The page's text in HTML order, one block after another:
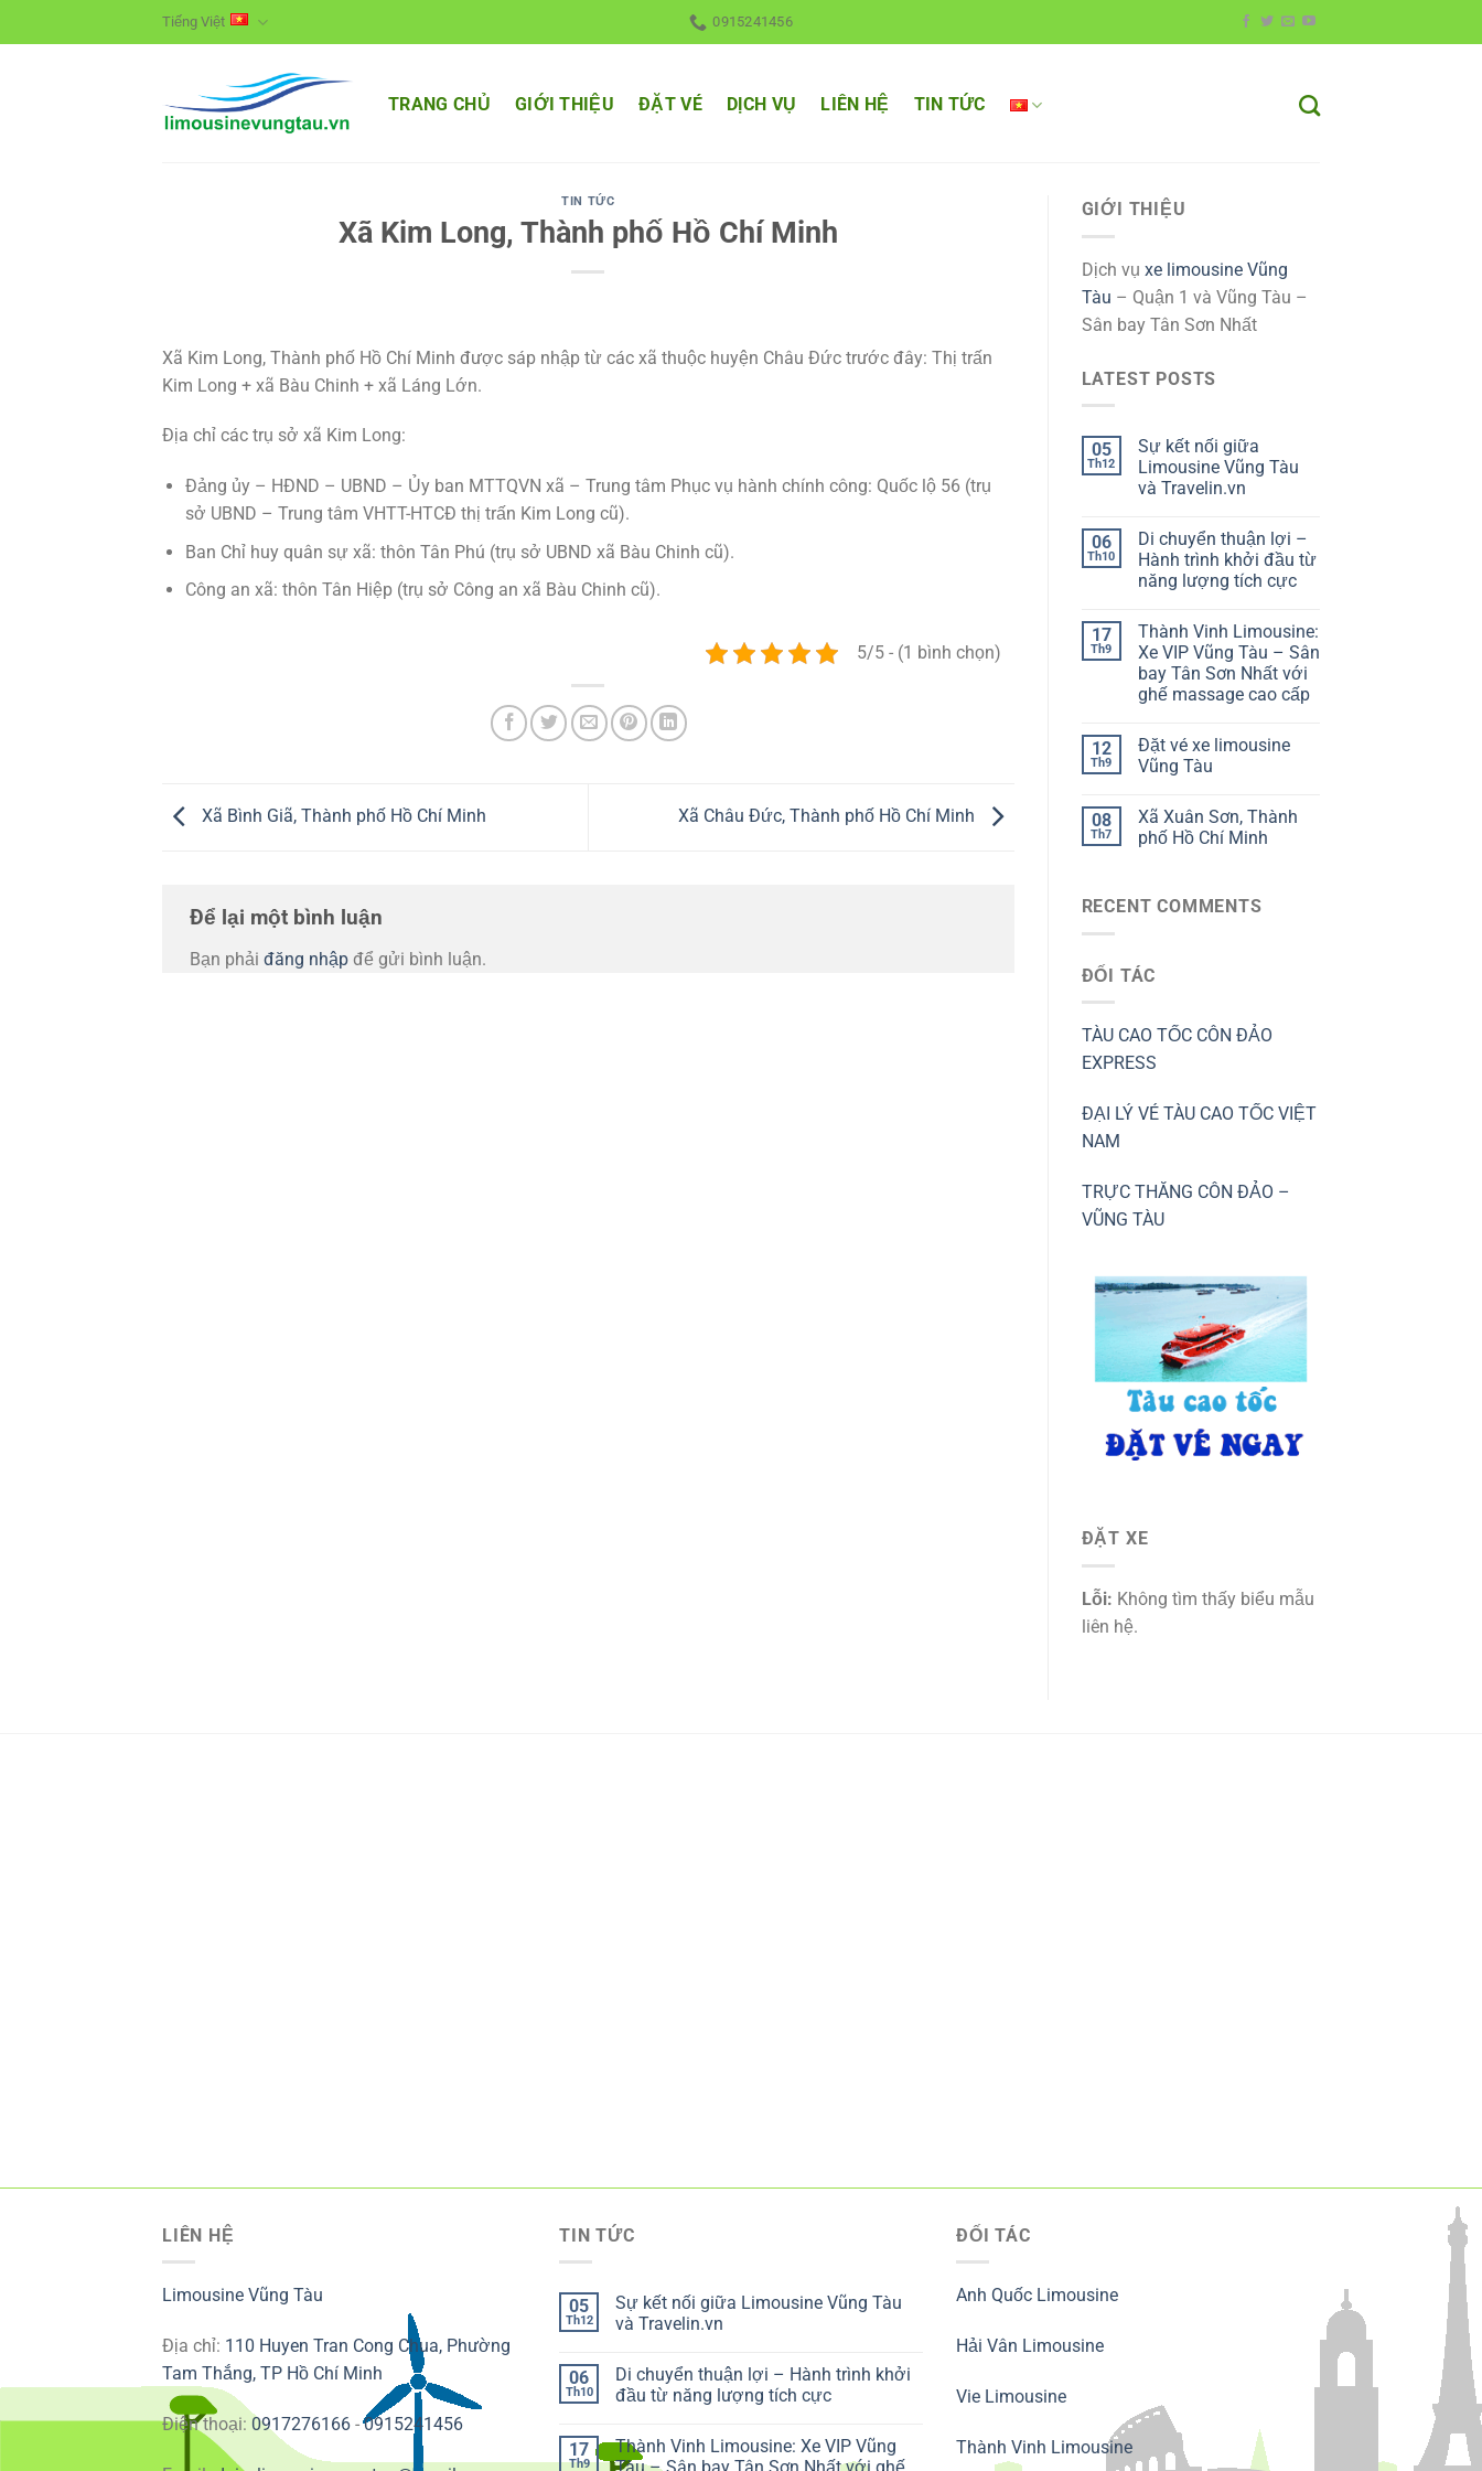
to
Tiếng Việt 0915241456
TRANG CHỦ GIỚI THIỆU ĐẶT VÉ DỊCH VỤ LIÊN HỆ TIN TỨC
TIN TỨC
Xã Kim Long, Thành phố Hồ Chí Minh
Xã Kim Long, Thành phố Hồ Chí Minh được sáp nhập từ các xã thuộc huyện Châu Đức trước đây: Thị trấn
Kim Long + xã Bàu Chinh + xã Láng Lớn.
Địa chỉ các trụ sở xã Kim Long:
Đảng ủy – HĐND – UBND – Ủy ban MTTQVN xã – Trung tâm Phục vụ hành chính công: Quốc lộ 56 (trụ
sở UBND – Trung tâm VHTT-HTCĐ thị trấn Kim Long cũ).
Ban Chỉ huy quân sự xã: thôn Tân Phú (trụ sở UBND xã Bàu Chinh cũ).
Công an xã: thôn Tân Hiệp (trụ sở Công an xã Bàu Chinh cũ).
5/5 - (1 bình chọn)
Xã Bình Giã, Thành phố Hồ Chí Minh Xã Châu Đức, Thành phố Hồ Chí Minh
Để lại một bình luận
Bạn phải đăng nhập để gửi bình luận.
GIỚI THIỆU
Dịch vụ xe limousine Vũng
Tàu – Quận 1 và Vũng Tàu –
Sân bay Tân Sơn Nhất
LATEST POSTS
05
Th12
Sự kết nối giữa
Limousine Vũng Tàu
và Travelin.vn
06
Th10
Di chuyển thuận lợi –
Hành trình khởi đầu từ
năng lượng tích cực
17
Th9
Thành Vinh Limousine:
Xe VIP Vũng Tàu – Sân
bay Tân Sơn Nhất với
ghế massage cao cấp
12
Th9
Đặt vé xe limousine
Vũng Tàu
08
Th7
Xã Xuân Sơn, Thành
phố Hồ Chí Minh
RECENT COMMENTS
ĐỐI TÁC
TÀU CAO TỐC CÔN ĐẢO
EXPRESS
ĐẠI LÝ VÉ TÀU CAO TỐC VIỆT
NAM
TRỰC THĂNG CÔN ĐẢO –
VŨNG TÀU
ĐẶT XE
Lỗi: Không tìm thấy biểu mẫu
liên hệ.
LIÊN HỆ
Limousine Vũng Tàu
Địa chỉ: 110 Huyen Tran Cong Chua, Phường
Tam Thắng, TP Hồ Chí Minh
Điện thoại: 0917276166 -0915241456
TIN TỨC
05
Th12
Sự kết nối giữa Limousine Vũng Tàu
và Travelin.vn
06
Th10
Di chuyển thuận lợi – Hành trình khởi
đầu từ năng lượng tích cực
17
Th9
Thành Vinh Limousine: Xe VIP Vũng
ĐỐI TÁC
Anh Quốc Limousine
Hải Vân Limousine
Vie Limousine
Thành Vinh Limousine